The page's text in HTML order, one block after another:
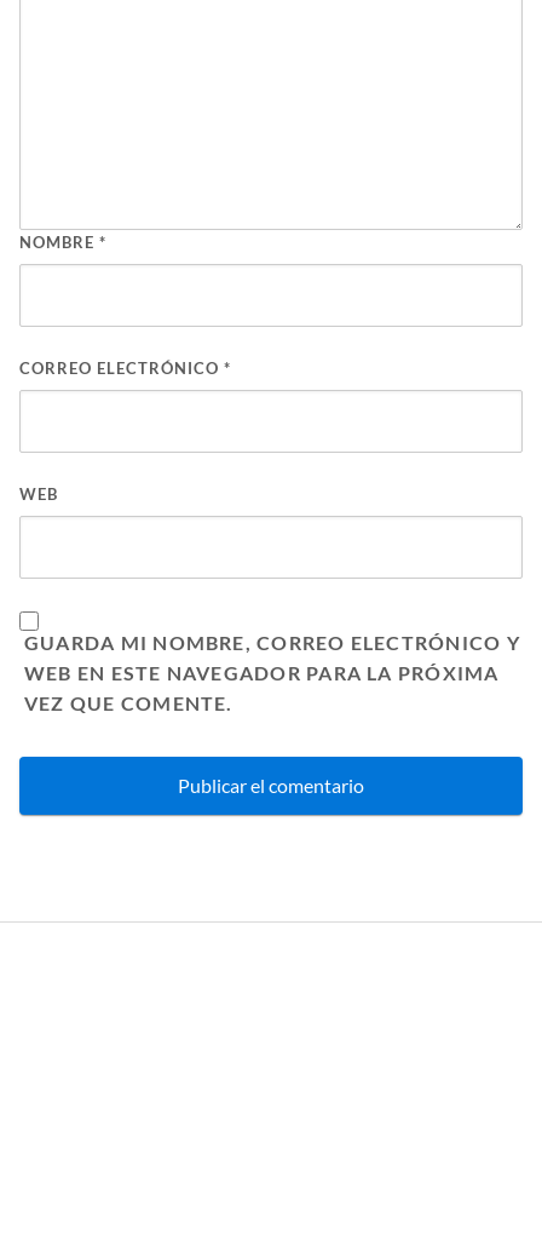
NOMBRE *
CORREO ELECTRÓNICO *
WEB
GUARDA MI NOMBRE, CORREO ELECTRÓNICO Y
WEB EN ESTE NAVEGADOR PARA LA PRÓXIMA
VEZ QUE COMENTE.